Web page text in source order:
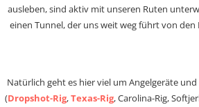
ausleben, sind aktiv mit unseren Ruten
einen Tunnel, der uns weit weg führt von den
Natürlich geht es hier viel um Angelgeräte
(Dropshot-Rig,Texas-Rig, Carolina-Rig,